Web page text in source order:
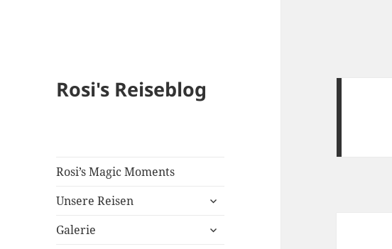
Rosi's Reiseblog
Rosi’s Magic Moments
Unsere Reisen
expand
menu
Galerie
expand